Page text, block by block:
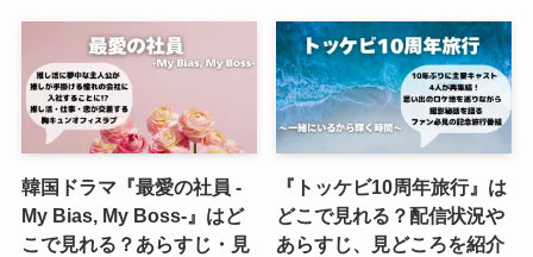
韓国ドラマ『最愛の社員 -
My Bias, My Boss-』はど
こで見れる？あらすじ・見
『トッケビ10周年旅行』は
どこで見れる？配信状況や
あらすじ、見どころを紹介